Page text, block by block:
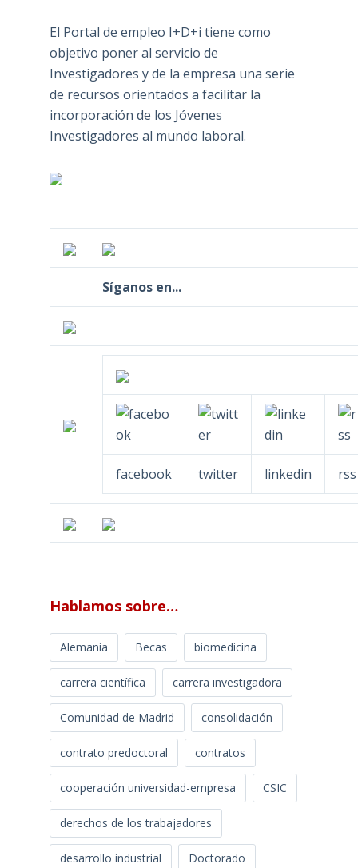
El Portal de empleo I+D+i tiene como
objetivo poner al servicio de
Investigadores y de la empresa una serie
de recursos orientados a facilitar la
incorporación de los Jóvenes
Investigadores al mundo laboral.
Síganos en...
facebook twitter linkedin rss
Hablamos sobre…
Alemania Becas biomedicina
carrera científica carrera investigadora
Comunidad de Madrid consolidación
contrato predoctoral contratos
cooperación universidad-empresa CSIC
derechos de los trabajadores
desarrollo industrial Doctorado